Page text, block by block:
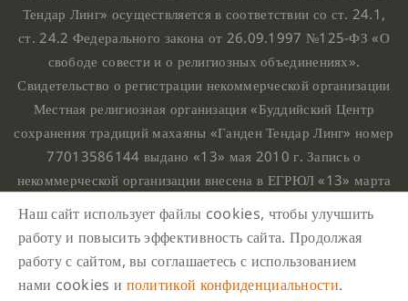
Тендар Линг» осуществляется в соответствии со ст. 24.1,
ст. 24.2 Федерального закона от 26.09.1997 №125-ФЗ «О
свободе совести и о религиозных объединениях».
Свидетельство о регистрации некоммерческой организации
Местная религиозная организация «Буддийский Центр
сохранения традиций махаяны «Ганден Тендар Линг» номер
77013586144 выдано «13» мая 2010 г. Запись о
некоммерческой организации внесена в ЕГРЮЛ «13» марта
номером 1107799015708.
Ганден Тендар Линг © 2020 Все права защищены
Наш адрес : г. Москва, Нахимовский проспект, 32. Этаж
Наш сайт использует файлы cookies, чтобы улучшить
работу и повысить эффективность сайта. Продолжая
работу с сайтом, вы соглашаетесь с использованием
нами cookies и политикой конфиденциальности.